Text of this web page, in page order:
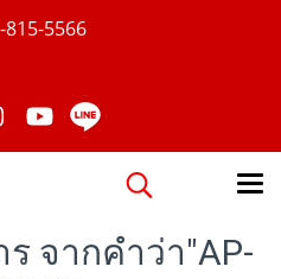
815-5566
จากคำว่า"AP-